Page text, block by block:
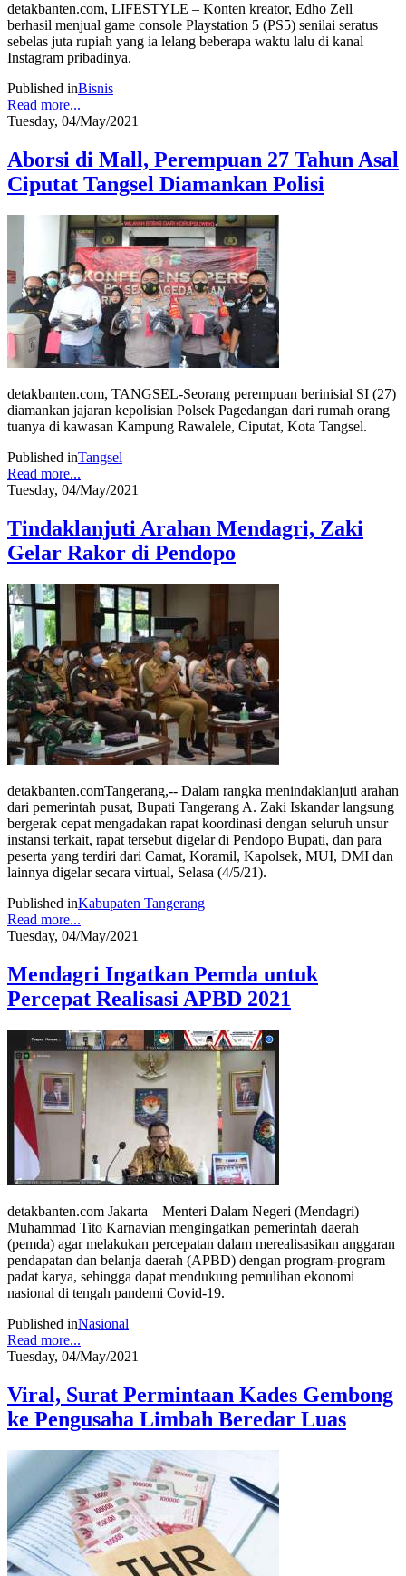
detakbanten.com, LIFESTYLE – Konten kreator, Edho Zell
berhasil menjual game console Playstation 5 (PS5) senilai seratus
sebelas juta rupiah yang ia lelang beberapa waktu lalu di kanal
Instagram pribadinya.
Published inBisnis
Read more...
Tuesday, 04/May/2021
Aborsi di Mall, Perempuan 27 Tahun Asal
Ciputat Tangsel Diamankan Polisi
detakbanten.com, TANGSEL-Seorang perempuan berinisial SI (27)
diamankan jajaran kepolisian Polsek Pagedangan dari rumah orang
tuanya di kawasan Kampung Rawalele, Ciputat, Kota Tangsel.
Published inTangsel
Read more...
Tuesday, 04/May/2021
Tindaklanjuti Arahan Mendagri, Zaki
Gelar Rakor di Pendopo
detakbanten.comTangerang,-- Dalam rangka menindaklanjuti arahan
dari pemerintah pusat, Bupati Tangerang A. Zaki Iskandar langsung
bergerak cepat mengadakan rapat koordinasi dengan seluruh unsur
instansi terkait, rapat tersebut digelar di Pendopo Bupati, dan para
peserta yang terdiri dari Camat, Koramil, Kapolsek, MUI, DMI dan
lainnya digelar secara virtual, Selasa (4/5/21).
Published inKabupaten Tangerang
Read more...
Tuesday, 04/May/2021
Mendagri Ingatkan Pemda untuk
Percepat Realisasi APBD 2021
detakbanten.com Jakarta – Menteri Dalam Negeri (Mendagri)
Muhammad Tito Karnavian mengingatkan pemerintah daerah
(pemda) agar melakukan percepatan dalam merealisasikan anggaran
pendapatan dan belanja daerah (APBD) dengan program-program
padat karya, sehingga dapat mendukung pemulihan ekonomi
nasional di tengah pandemi Covid-19.
Published inNasional
Read more...
Tuesday, 04/May/2021
Viral, Surat Permintaan Kades Gembong
ke Pengusaha Limbah Beredar Luas